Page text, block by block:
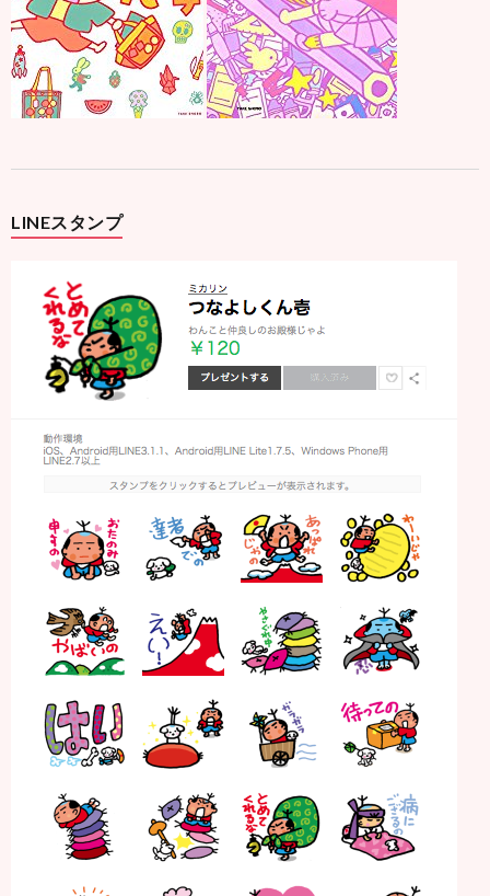
LINEスタンプ